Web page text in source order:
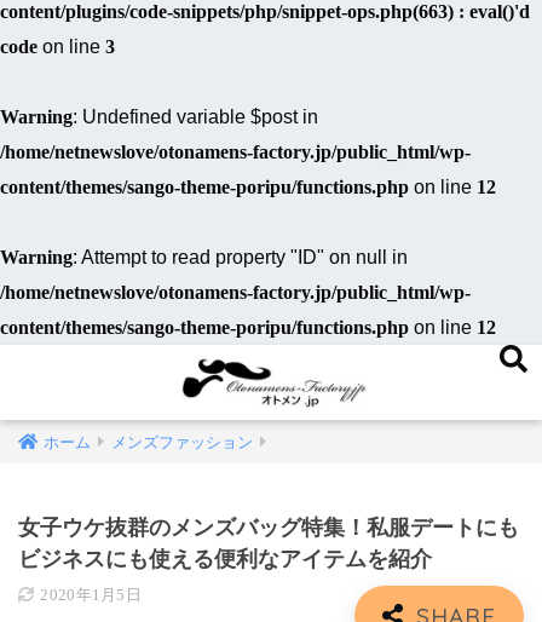
content/plugins/code-snippets/php/snippet-ops.php(663) : eval()'d
code on line 3
Warning: Undefined variable $post in
/home/netnewslove/otonamens-factory.jp/public_html/wp-
content/themes/sango-theme-poripu/functions.php on line 12
Warning: Attempt to read property "ID" on null in
/home/netnewslove/otonamens-factory.jp/public_html/wp-
content/themes/sango-theme-poripu/functions.php on line 12
ホーム メンズファッション
女子ウケ抜群のメンズバッグ特集！私服デートにも
ビジネスにも使える便利なアイテムを紹介
2020年1月5日